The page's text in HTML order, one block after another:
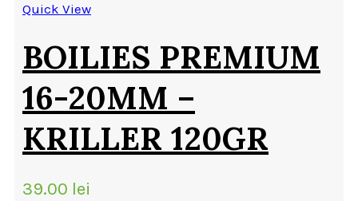
Quick View
BOILIES PREMIUM
16-20MM –
KRILLER 120GR
39.00 lei